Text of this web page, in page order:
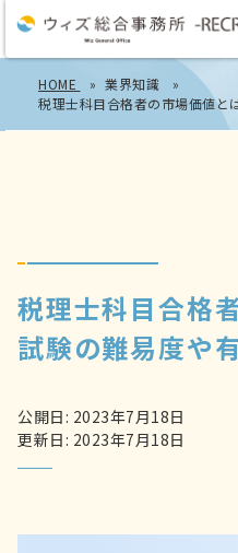
HOME
業界知識
税理士科目合格者の市場価値と
税理士科目合格
試験の難易度や
公開日: 2023年7月18日
更新日: 2023年7月18日